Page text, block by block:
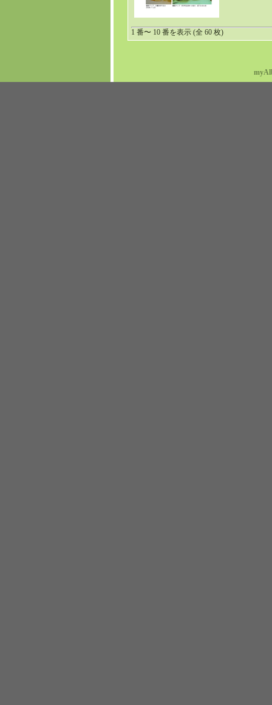
1 番〜 10 番を表示 (全 60 枚)